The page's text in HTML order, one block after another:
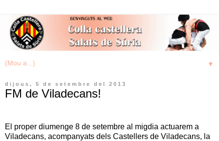
▼
dijous, 5 de setembre del 2013
FM de Viladecans!
El proper diumenge 8 de setembre al migdia actuarem a
Viladecans, acompanyats dels Castellers de Viladecans, la